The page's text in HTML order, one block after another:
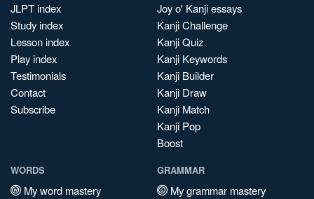
JLPT index
Study index
Lesson index
Play index
Testimonials
Contact
Subscribe
Joy o' Kanji essays
Kanji Challenge
Kanji Quiz
Kanji Keywords
Kanji Builder
Kanji Draw
Kanji Match
Kanji Pop
Boost
WORDS
My word mastery
GRAMMAR
My grammar mastery